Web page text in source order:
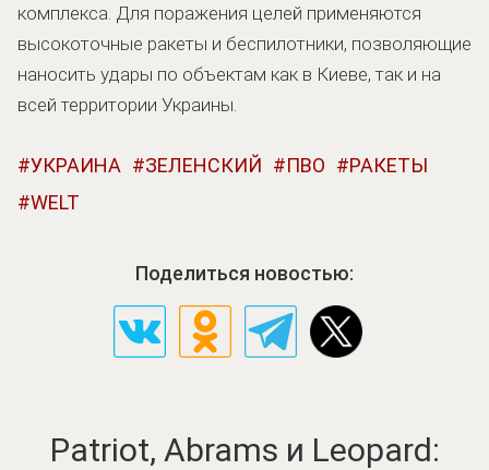
комплекса. Для поражения целей применяются
высокоточные ракеты и беспилотники, позволяющие
наносить удары по объектам как в Киеве, так и на
всей территории Украины.
УКРАИНА ЗЕЛЕНСКИЙ ПВО
РАКЕТЫ
WELT
Поделиться новостью:
Patriot, Abrams и Leopard: